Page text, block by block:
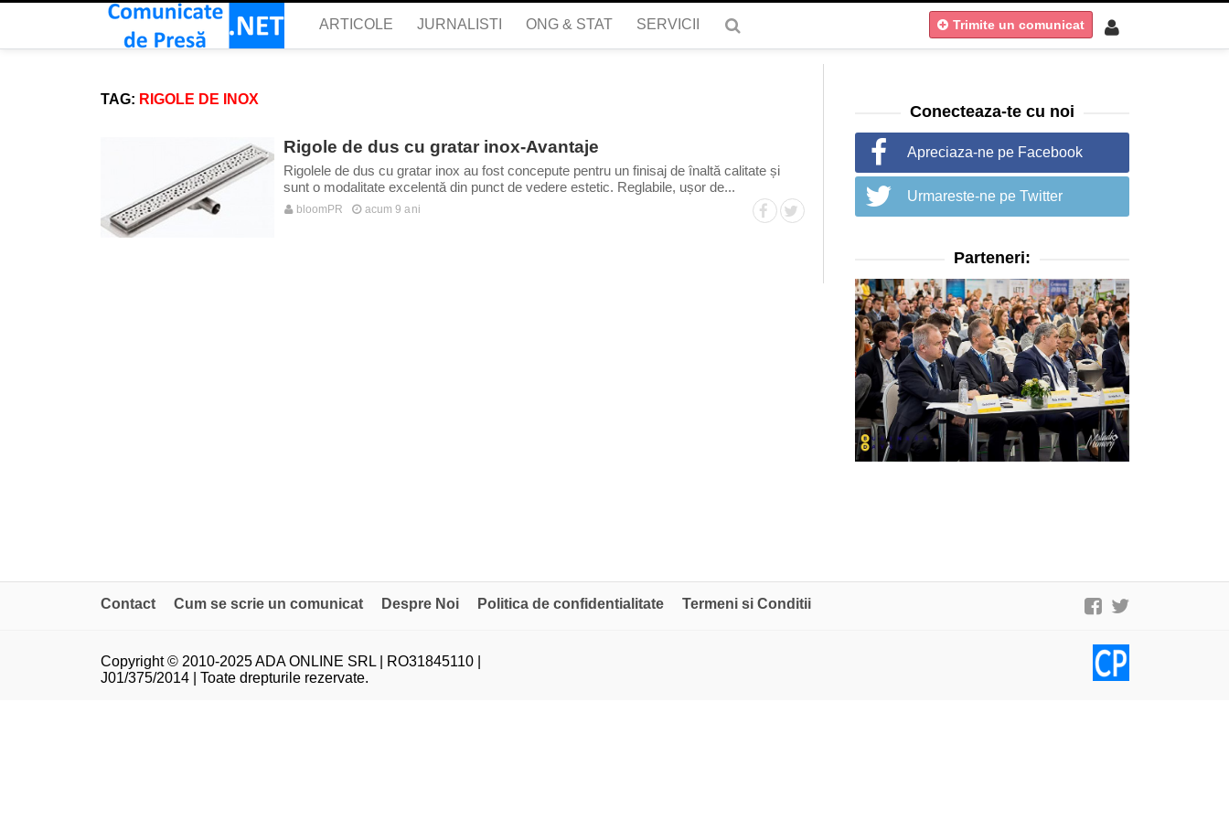
ARTICOLE JURNALISTI ONG & STAT SERVICII Trimite un comunicat
TAG: RIGOLE DE INOX
Rigole de dus cu gratar inox-Avantaje
Rigolele de dus cu gratar inox au fost concepute pentru un finisaj de înaltă calitate și
sunt o modalitate excelentă din punct de vedere estetic. Reglabile, ușor de...
bloomPR acum 9 ani
Conecteaza-te cu noi
Apreciaza-ne pe Facebook
Urmareste-ne pe Twitter
Parteneri:
Contact Cum se scrie un comunicat Despre Noi Politica de confidentialitate Termeni si Conditii
Copyright © 2010-2025 ADA ONLINE SRL | RO31845110 |
J01/375/2014 | Toate drepturile rezervate.